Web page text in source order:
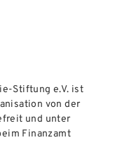
Stiftung e.V. ist
von der
und unter
Finanzamt